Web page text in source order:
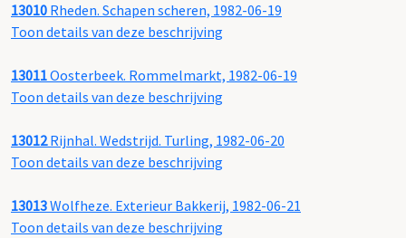
13010 Rheden. Schapen scheren, 1982-06-19
Toon details van deze beschrijving
13011Oosterbeek. Rommelmarkt, 1982-06-19
Toon details van deze beschrijving
13012Rijnhal. Wedstrijd. Turling, 1982-06-20
Toon details van deze beschrijving
13013Wolfheze. Exterieur Bakkerij, 1982-06-21
Toon details van deze beschrijving